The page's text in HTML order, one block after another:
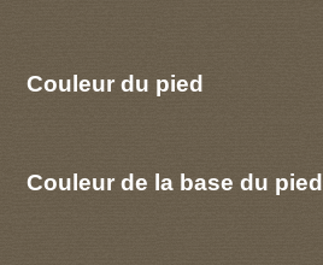
Couleur du pied
Couleur de la base du pied